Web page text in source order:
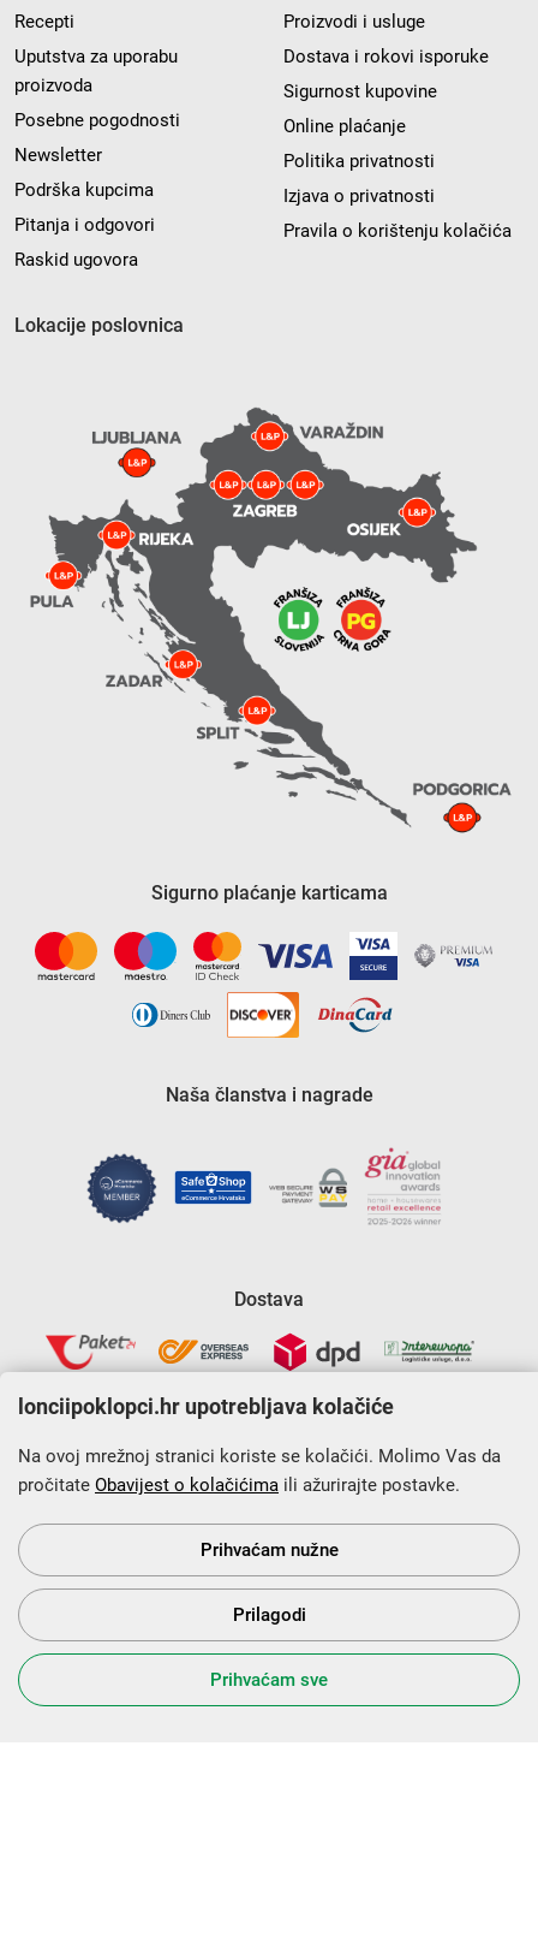
Recepti
Uputstva za uporabu
proizvoda
Posebne pogodnosti
Newsletter
Podrška kupcima
Pitanja i odgovori
Raskid ugovora
Proizvodi i usluge
Dostava i rokovi isporuke
Sigurnost kupovine
Online plaćanje
Politika privatnosti
Izjava o privatnosti
Pravila o korištenju kolačića
Lokacije poslovnica
Sigurno plaćanje karticama
Naša članstva i nagrade
Dostava
Krajnji primatelj financijskog instrumenta sufinanciranog iz
Europskog fonda za regionalni razvoj u sklopu Operativnog
programa „Konkurentnost i kohezija”.
s Vama od 2014. godine!
lonciipoklopci.hr upotrebljava kolačiće
Na ovoj mrežnoj stranici koriste se kolačići. Molimo Vas da
pročitate Obavijest o kolačićima ili ažurirajte postavke.
Prihvaćam nužne
Prilagodi
Prihvaćam sve